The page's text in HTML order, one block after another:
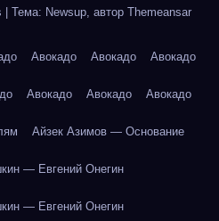
Тема: Newsup, автор Themeansar
Авокадо Авокадо Авокадо
Авокадо Авокадо Авокадо
Айзек Азимов — Основание
— Евгений Онегин
— Евгений Онегин